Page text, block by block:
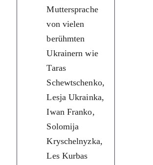
Muttersprache
von vielen
berühmten
Ukrainern wie
Taras
Schewtschenko,
Lesja Ukrainka,
Iwan Franko,
Solomija
Kryschelnyzka,
Les Kurbas